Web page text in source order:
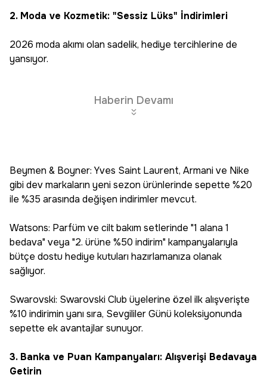
2. Moda ve Kozmetik: "Sessiz Lüks" İndirimleri
2026 moda akımı olan sadelik, hediye tercihlerine de
yansıyor.
Haberin Devamı
Beymen & Boyner: Yves Saint Laurent, Armani ve Nike
gibi dev markaların yeni sezon ürünlerinde sepette %20
ile %35 arasında değişen indirimler mevcut.
Watsons: Parfüm ve cilt bakım setlerinde "1 alana 1
bedava" veya "2. ürüne %50 indirim" kampanyalarıyla
bütçe dostu hediye kutuları hazırlamanıza olanak
sağlıyor.
Swarovski: Swarovski Club üyelerine özel ilk alışverişte
%10 indirimin yanı sıra, Sevgililer Günü koleksiyonunda
sepette ek avantajlar sunuyor.
3. Banka ve Puan Kampanyaları: Alışverişi Bedavaya
Getirin